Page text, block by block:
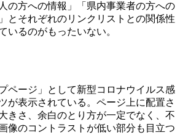
の方への情報」「県内事業者の方への
とそれぞれのリンクリストとの関係性
いるのがもったいない。
ページ」として新型コロナウイルス感
が表示されている。ページ上に配置さ
きさ、余白のとり方が一定でなく、不
像のコントラストが低い部分も目立つ